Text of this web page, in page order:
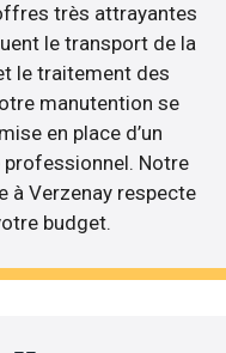
très attrayantes
le transport de la
le traitement des
manutention se
en place d’un
Notre
à Verzenay respecte
budget.